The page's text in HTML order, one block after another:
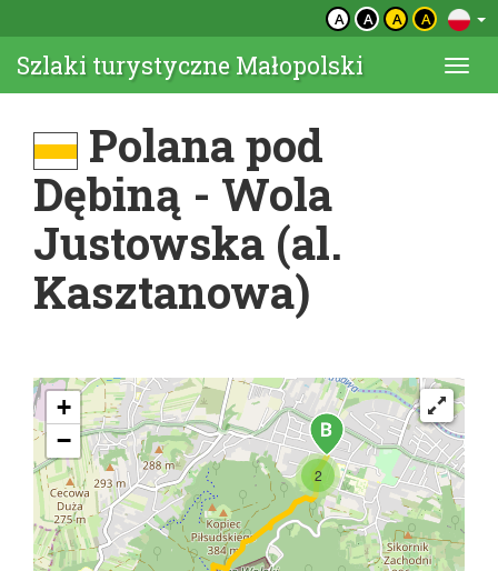
A A A A
Szlaki turystyczne Małopolski
Polana pod
Dębiną - Wola
Justowska (al.
Kasztanowa)
2
+
−